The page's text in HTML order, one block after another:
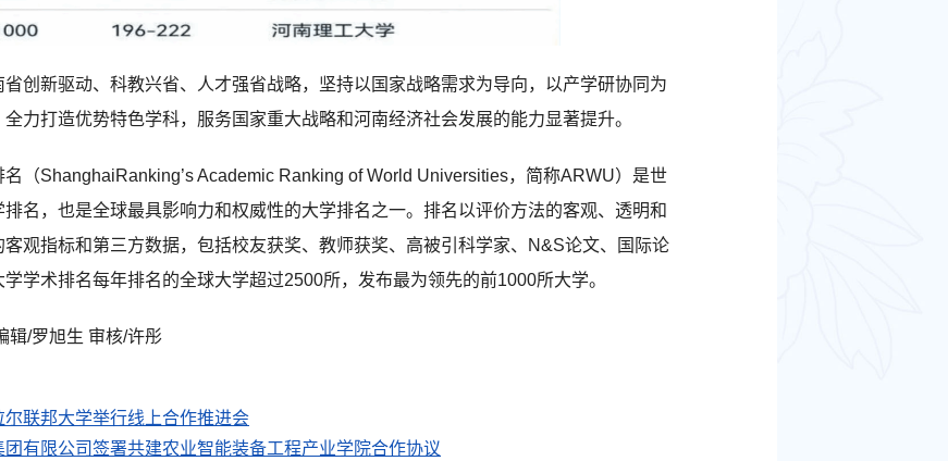
创新驱动、科教兴省、人才强省战略，坚持以国家战略需求为导向，以产学研协同为
力打造优势特色学科，服务国家重大战略和河南经济社会发展的能力显著提升。
（ShanghaiRanking’s Academic Ranking of World Universities，简称ARWU）是世
名，也是全球最具影响力和权威性的大学排名之一。排名以评价方法的客观、透明和
观指标和第三方数据，包括校友获奖、教师获奖、高被引科学家、N&S论文、国际论
学术排名每年排名的全球大学超过2500所，发布最为领先的前1000所大学。
辑/罗旭生 审核/许彤
联邦大学举行线上合作推进会
有限公司签署共建农业智能装备工程产业学院合作协议